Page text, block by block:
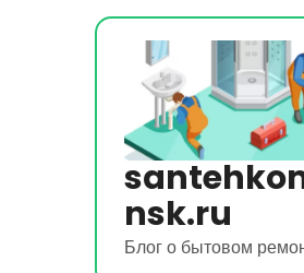
nsk.ru
Блог о бытовом